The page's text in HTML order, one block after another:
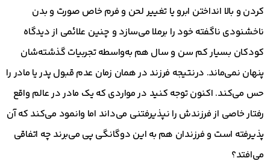
کردن و بالا انداختن ابرو یا تغییر لحن و فرم خاص صورت و بدن
ناخشنودی ناگفته خود را برملا می‌سازد و چنین علائمی از دیدگاه
کودکان بسیار کم سن و سال هم به‌واسطه تجربیات گذشته‌شان
پنهان نمی‌ماند. درنتیجه فرزند در همان زمان عدم قبول پدر یا مادر را
حس می‌کند. اکنون توجه کنید در مواردی که یک مادر در عالم واقع
رفتار خاصی از فرزندش را نپذیرفتنی می‌داند اما وانمود می‌کند که آن
پذیرفته است و فرزندان هم به این دوگانگی پی می‌برند چه اتفاقی
می‌افتد؟